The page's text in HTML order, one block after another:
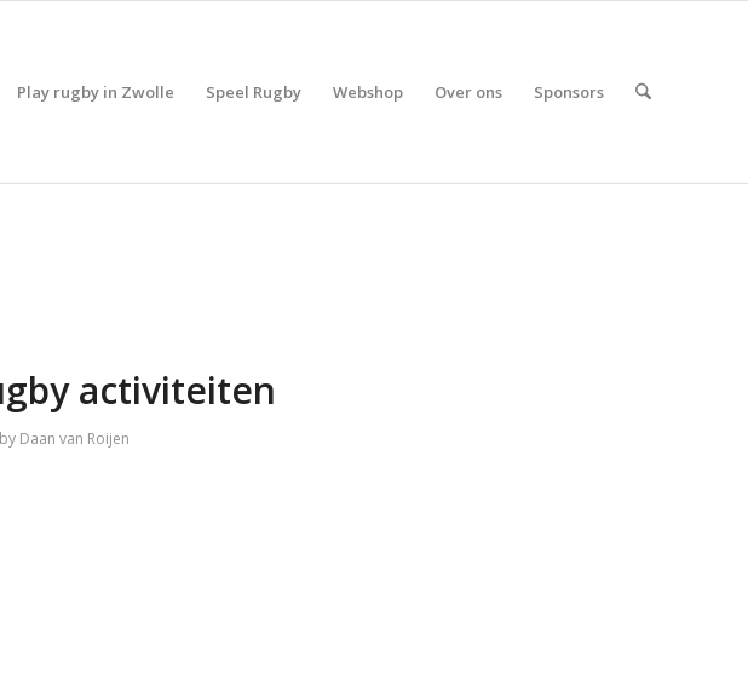
Play rugby in Zwolle Speel Rugby Webshop Over ons Sponsors
activiteiten
by Daan van Roijen